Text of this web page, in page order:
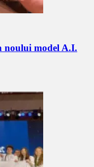
noului model A.I.